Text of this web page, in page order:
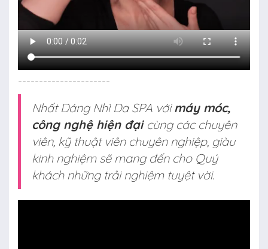
----------------------
Nhất Dáng Nhì Da SPA vớimáy móc,
công nghệ hiện đại cùng các chuyên
viên, kỹ thuật viên chuyên nghiệp, giàu
kinh nghiệm sẽ mang đến cho Quý
khách những trải nghiệm tuyệt vời.